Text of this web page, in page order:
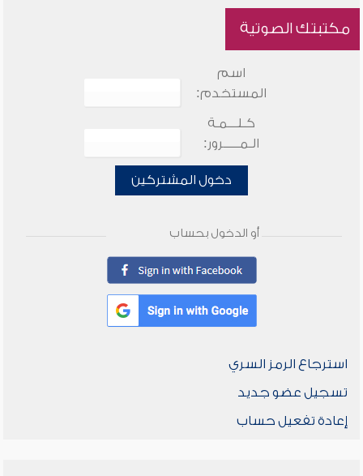
مكتبتك الصوتية
اسم
المستخدم:
كـلـــمـة
الـمـــــرور:
دخول المشتركين
أو الدخول بحساب
استرجاع الرمز السري
تسجيل عضو جديد
إعادة تفعيل حساب